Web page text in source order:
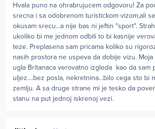
Hvala puno na ohrabrujucem odgovoru! Za
srecna i sa odobrenom turistickom vizom,ali
okusam srecu...a nije bas ni jeftin "sport".
ukoliko bi me jednom odbili to bi kasnije
teze. Preplasena sam pricama koliko su
nasih prostora ne uspeva da dobije vizu. Moja
ugla Britanaca verovatno izgleda kao da sam
uljez....bez posla, nekretnina...bilo cega sto bi
zemlju. A sa druge strane mi je tesko da
stanu na put jednoj iskrenoj vezi.